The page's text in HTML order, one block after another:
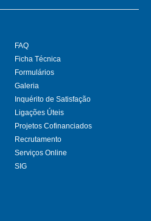
FAQ
Ficha Técnica
Formulários
Galeria
Inquérito de Satisfação
Ligações Úteis
Projetos Cofinanciados
Recrutamento
Serviços Online
SIG